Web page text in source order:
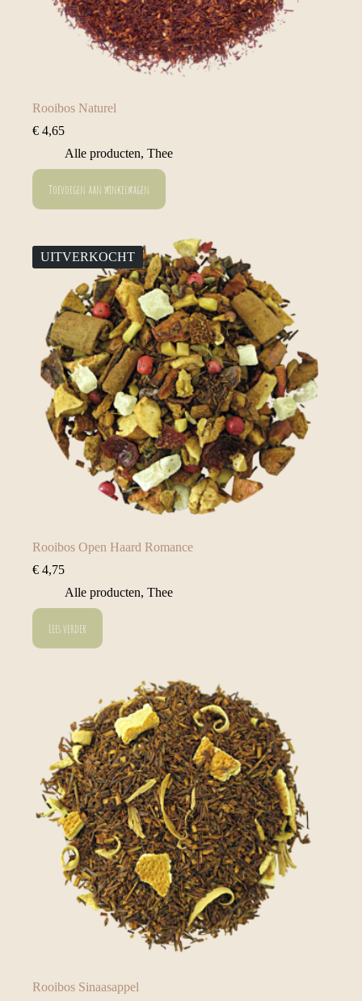
Rooibos Naturel
€ 4,65
Alle producten, Thee
Toevoegen aan winkelwagen
UITVERKOCHT
Rooibos Open Haard Romance
€ 4,75
Alle producten, Thee
Lees verder
Rooibos Sinaasappel